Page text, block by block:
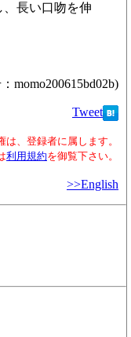
長い口吻を伸
momo200615bd02b)
Tweet
は、登録者に属します。
利用規約を御覧下さい。
>>English